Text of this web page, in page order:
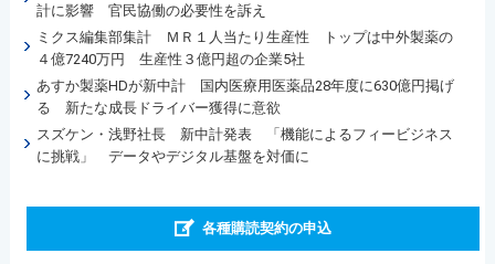
計に影響 官民協働の必要性を訴え
ミクス編集部集計 ＭＲ１人当たり生産性 トップは中外製薬の
４億7240万円 生産性３億円超の企業5社
あすか製薬HDが新中計 国内医療用医薬品28年度に630億円掲げ
る 新たな成長ドライバー獲得に意欲
スズケン・浅野社長 新中計発表 「機能によるフィービジネス
に挑戦」 データやデジタル基盤を対価に
各種購読契約の申込